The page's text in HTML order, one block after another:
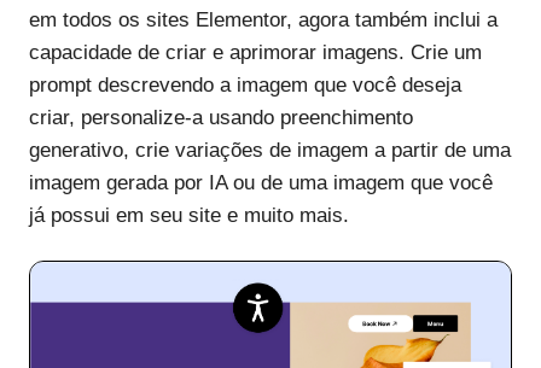
em todos os sites Elementor, agora também inclui a
capacidade de criar e aprimorar imagens. Crie um
prompt descrevendo a imagem que você deseja
criar, personalize-a usando preenchimento
generativo, crie variações de imagem a partir de uma
imagem gerada por IA ou de uma imagem que você
já possui em seu site e muito mais.